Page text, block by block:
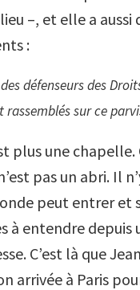
–, et elle a aussi
:
défenseurs des
rassemblés sur ce
plus une chapelle.
pas un abri. Il
peut entrer et
à entendre depuis
C’est là que
arrivée à Paris